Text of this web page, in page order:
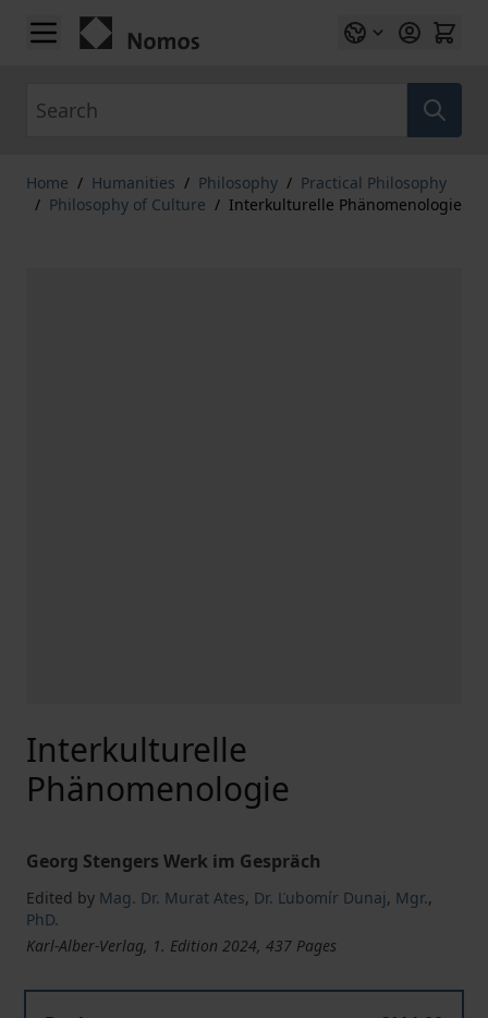
Skip to Content
Home / Humanities / Philosophy / Practical Philosophy
/ Philosophy of Culture / Interkulturelle Phänomenologie
Interkulturelle
Phänomenologie
Georg Stengers Werk im Gespräch
Edited by Mag. Dr. Murat Ates, Dr. Ľubomír Dunaj, Mgr.,
PhD.
Karl-Alber-Verlag, 1. Edition 2024, 437 Pages